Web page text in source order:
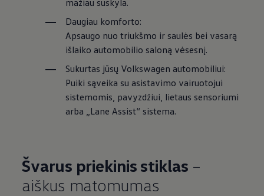
mažiau suskyla.
Daugiau komforto:
Apsaugo nuo triukšmo ir saulės bei vasarą
išlaiko automobilio saloną vėsesnį.
Sukurtas jūsų Volkswagen automobiliui:
Puiki sąveika su asistavimo vairuotojui
sistemomis, pavyzdžiui, lietaus sensoriumi
arba „Lane Assist“ sistema.
Švarus priekinis stiklas –
aiškus matomumas